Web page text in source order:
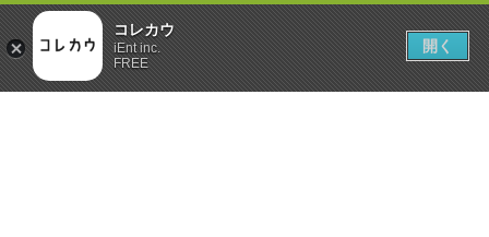
コレカウ
iEnt inc.
FREE
開く